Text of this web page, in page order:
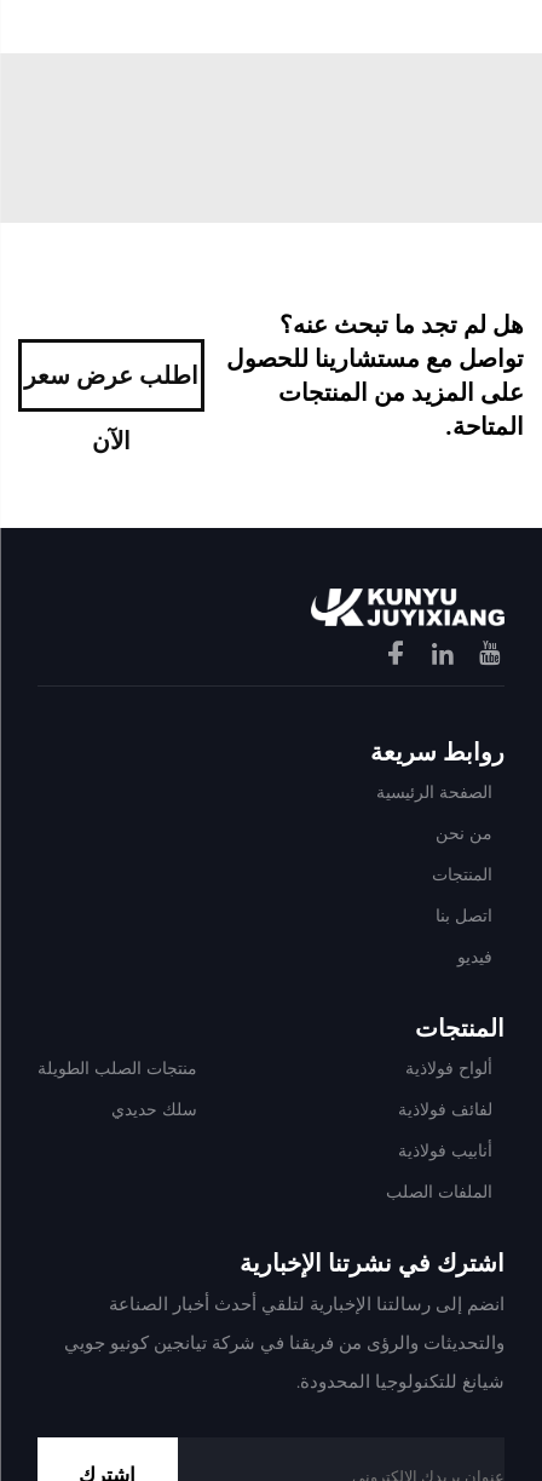
هل لم تجد ما تبحث عنه؟
تواصل مع مستشارينا للحصول
على المزيد من المنتجات
المتاحة.
اطلب عرض سعر
الآن
روابط سريعة
الصفحة الرئيسية
من نحن
المنتجات
اتصل بنا
فيديو
المنتجات
ألواح فولاذية
لفائف فولاذية
أنابيب فولاذية
الملفات الصلب
منتجات الصلب الطويلة
سلك حديدي
اشترك في نشرتنا الإخبارية
انضم إلى رسالتنا الإخبارية لتلقي أحدث أخبار الصناعة
والتحديثات والرؤى من فريقنا في شركة تيانجين كونيو جويي
شيانغ للتكنولوجيا المحدودة.
اشترك